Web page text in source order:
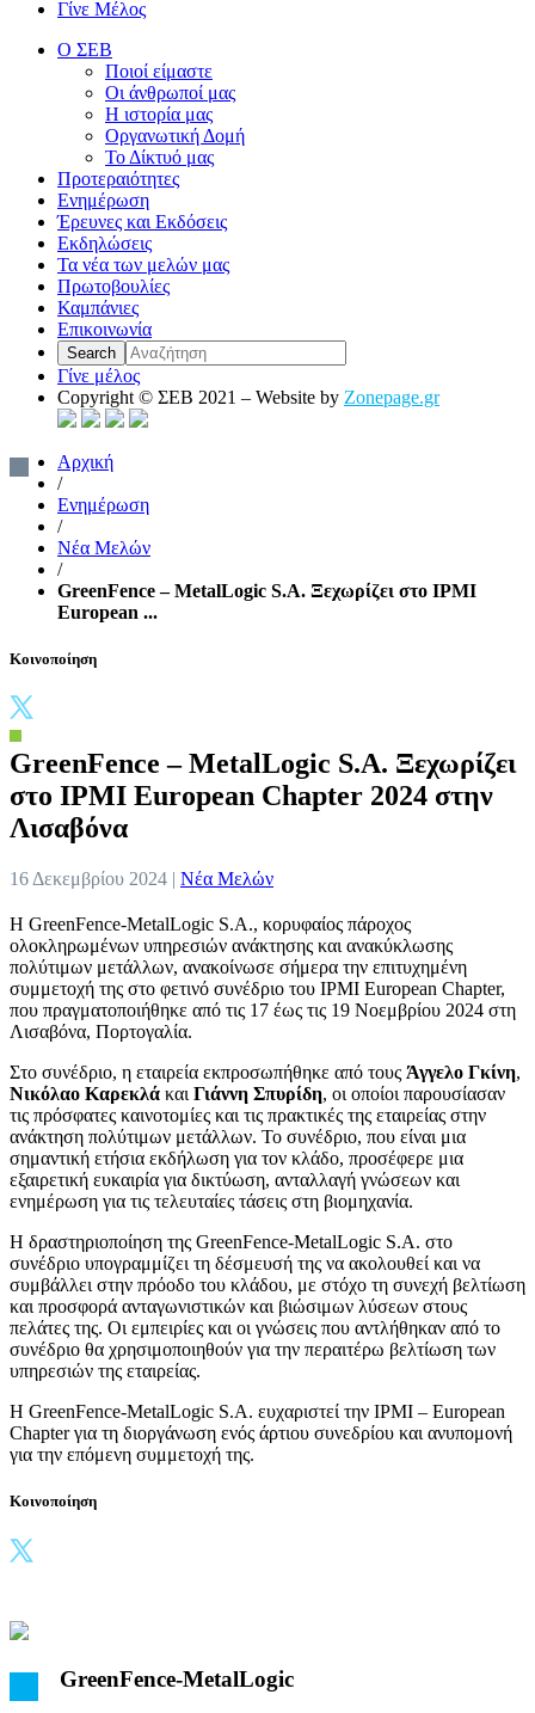
Γίνε Μέλος
Ο ΣΕΒ
Ποιοί είμαστε
Οι άνθρωποί μας
Η ιστορία μας
Οργανωτική Δομή
Το Δίκτυό μας
Προτεραιότητες
Ενημέρωση
Έρευνες και Εκδόσεις
Εκδηλώσεις
Τα νέα των μελών μας
Πρωτοβουλίες
Καμπάνιες
Επικοινωνία
Γίνε μέλος
Copyright © ΣΕΒ 2021 – Website by Zonepage.gr
Αρχική
/
Ενημέρωση
/
Νέα Μελών
/
GreenFence – MetalLogic S.A. Ξεχωρίζει στο IPMI
European ...
Κοινοποίηση
GreenFence – MetalLogic S.A. Ξεχωρίζει
στο IPMI European Chapter 2024 στην
Λισαβόνα
16 Δεκεμβρίου 2024 | Νέα Μελών
Η GreenFence-MetalLogic S.A., κορυφαίος πάροχος
ολοκληρωμένων υπηρεσιών ανάκτησης και ανακύκλωσης
πολύτιμων μετάλλων, ανακοίνωσε σήμερα την επιτυχημένη
συμμετοχή της στο φετινό συνέδριο του IPMI European Chapter,
που πραγματοποιήθηκε από τις 17 έως τις 19 Νοεμβρίου 2024 στη
Λισαβόνα, Πορτογαλία.
Στο συνέδριο, η εταιρεία εκπροσωπήθηκε από τους Άγγελο Γκίνη,
Νικόλαο Καρεκλά και Γιάννη Σπυρίδη, οι οποίοι παρουσίασαν
τις πρόσφατες καινοτομίες και τις πρακτικές της εταιρείας στην
ανάκτηση πολύτιμων μετάλλων. Το συνέδριο, που είναι μια
σημαντική ετήσια εκδήλωση για τον κλάδο, προσέφερε μια
εξαιρετική ευκαιρία για δικτύωση, ανταλλαγή γνώσεων και
ενημέρωση για τις τελευταίες τάσεις στη βιομηχανία.
Η δραστηριοποίηση της GreenFence-MetalLogic S.A. στο
συνέδριο υπογραμμίζει τη δέσμευσή της να ακολουθεί και να
συμβάλλει στην πρόοδο του κλάδου, με στόχο τη συνεχή βελτίωση
και προσφορά ανταγωνιστικών και βιώσιμων λύσεων στους
πελάτες της. Οι εμπειρίες και οι γνώσεις που αντλήθηκαν από το
συνέδριο θα χρησιμοποιηθούν για την περαιτέρω βελτίωση των
υπηρεσιών της εταιρείας.
Η GreenFence-MetalLogic S.A. ευχαριστεί την IPMI – European
Chapter για τη διοργάνωση ενός άρτιου συνεδρίου και ανυπομονή
για την επόμενη συμμετοχή της.
Κοινοποίηση
GreenFence-MetalLogic